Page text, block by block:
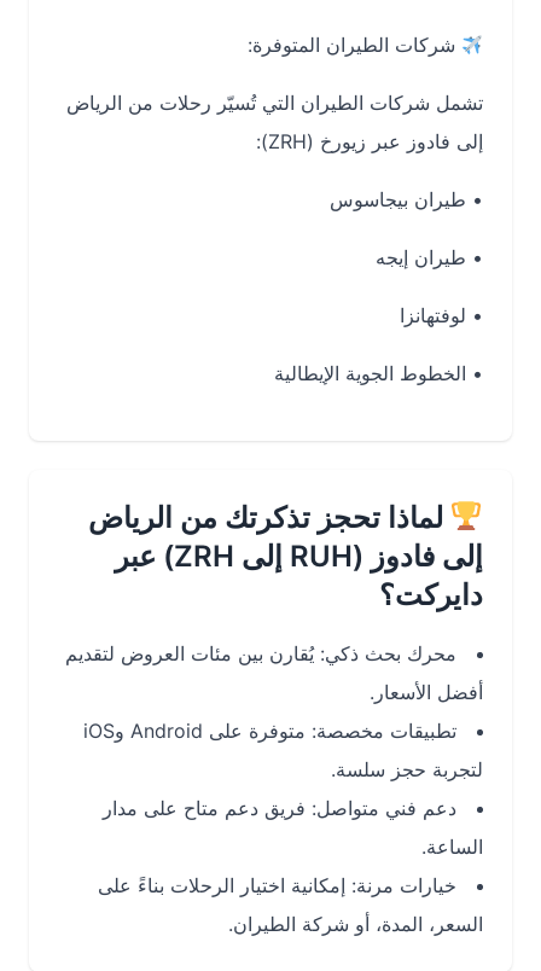
شركات الطيران المتوفرة:
تشمل شركات الطيران التي تُسيّر رحلات من الرياض
إلى فادوز عبر زيورخ (ZRH):
طيران بيجاسوس
طيران إيجه
لوفتهانزا
الخطوط الجوية الإيطالية
لماذا تحجز تذكرتك من الرياض
إلى فادوز (RUH إلى ZRH) عبر
دايركت؟
محرك بحث ذكي: يُقارن بين مئات العروض لتقديم
أفضل الأسعار.
تطبيقات مخصصة: متوفرة على Android وiOS
لتجربة حجز سلسة.
دعم فني متواصل: فريق دعم متاح على مدار
الساعة.
خيارات مرنة: إمكانية اختيار الرحلات بناءً على
السعر، المدة، أو شركة الطيران.